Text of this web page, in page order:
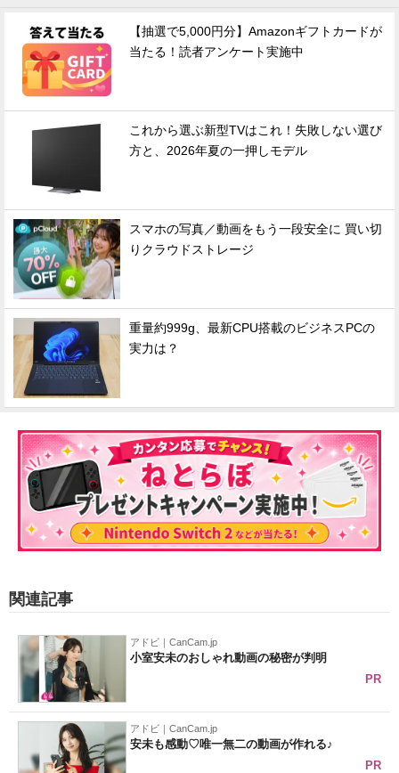
【抽選で5,000円分】Amazonギフトカードが
当たる！読者アンケート実施中
これから選ぶ新型TVはこれ！失敗しない選び
方と、2026年夏の一押しモデル
スマホの写真／動画をもう一段安全に 買い切
りクラウドストレージ
重量約999g、最新CPU搭載のビジネスPCの
実力は？
関連記事
アドビ｜CanCam.jp
小室安未のおしゃれ動画の秘密が判明
PR
アドビ｜CanCam.jp
安未も感動♡唯一無二の動画が作れる♪
PR